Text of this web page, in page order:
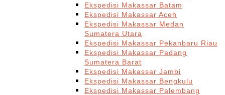
Ekspedisi Makassar Batam
Ekspedisi Makassar Aceh
Ekspedisi Makassar Medan
Sumatera Utara
Ekspedisi Makassar Pekanbaru Riau
Ekspedisi Makassar Padang
Sumatera Barat
Ekspedisi Makassar Jambi
Ekspedisi Makassar Bengkulu
Ekspedisi Makassar Palembang